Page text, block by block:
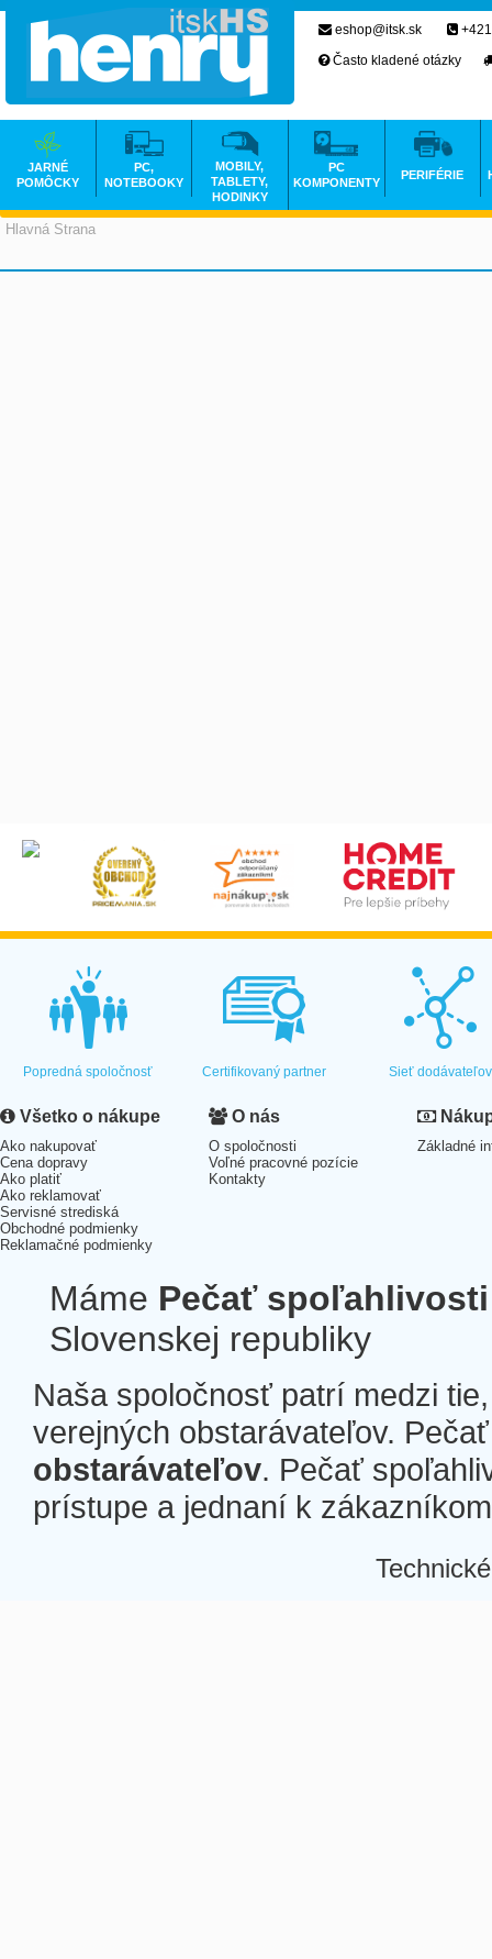
Hlavná Strana
eshop@itsk.sk
Často kladené otázky
JARNÉ
POMÔCKY
PC,
NOTEBOOKY
MOBILY,
TABLETY,
HODINKY
PC
KOMPONENTY
PERIFÉRIE
Popredná spoločnosť Certifikovaný partner Sieť dodávateľov
Všetko o nákupe
Ako nakupovať
Cena dopravy
Ako platiť
Ako reklamovať
Servisné strediská
Obchodné podmienky
Reklamačné podmienky
O nás
O spoločnosti
Voľné pracovné pozície
Kontakty
Základné
Máme Pečať spoľahlivosti
Slovenskej republiky
Naša spoločnosť patrí medzi
verejných obstarávateľov.
obstarávateľov. Pečať
prístupe a jednaní k